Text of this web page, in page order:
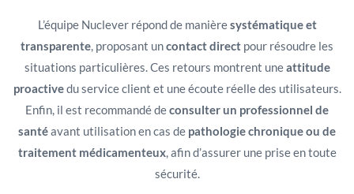
L’équipe Nuclever répond de manièresystématique et
transparente, proposant uncontact direct pour résoudre les
situations particulières. Ces retours montrent uneattitude
proactivedu service client et une écoute réelle des utilisateurs.
Enfin, il est recommandé deconsulter un professionnel de
santéavant utilisation en cas de pathologie chronique ou de
traitement médicamenteux, afin d’assurer une prise en toute
sécurité.